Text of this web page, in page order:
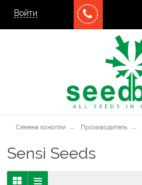
Войти
Семена конопли → Производитель →
Sensi Seeds